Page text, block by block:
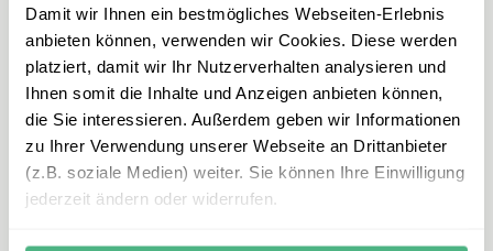
Damit wir Ihnen ein bestmögliches Webseiten-Erlebnis
anbieten können, verwenden wir Cookies. Diese werden
platziert, damit wir Ihr Nutzerverhalten analysieren und
Ihnen somit die Inhalte und Anzeigen anbieten können,
die Sie interessieren. Außerdem geben wir Informationen
zu Ihrer Verwendung unserer Webseite an Drittanbieter
(z.B. soziale Medien) weiter. Sie können Ihre Einwilligung
jederzeit ändern oder widerrufen.
E-mail
mexiko@erlebe.de